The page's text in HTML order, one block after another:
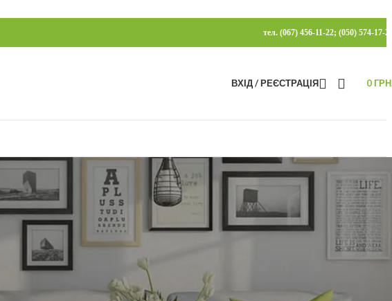
тел. (067) 456-11-22; (050) 574-17-
ВХІД / РЕЄСТРАЦІЯ 0